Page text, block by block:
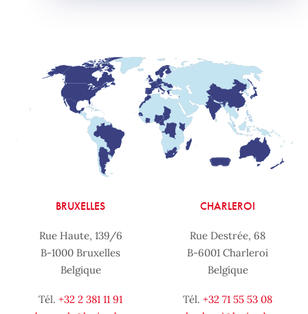
BRUXELLES
Rue Haute, 139/6
B-1000 Bruxelles
Belgique
Tél. +32 2 381 11 91
CHARLEROI
Rue Destrée, 68
B-6001 Charleroi
Belgique
Tél. +32 71 55 53 08